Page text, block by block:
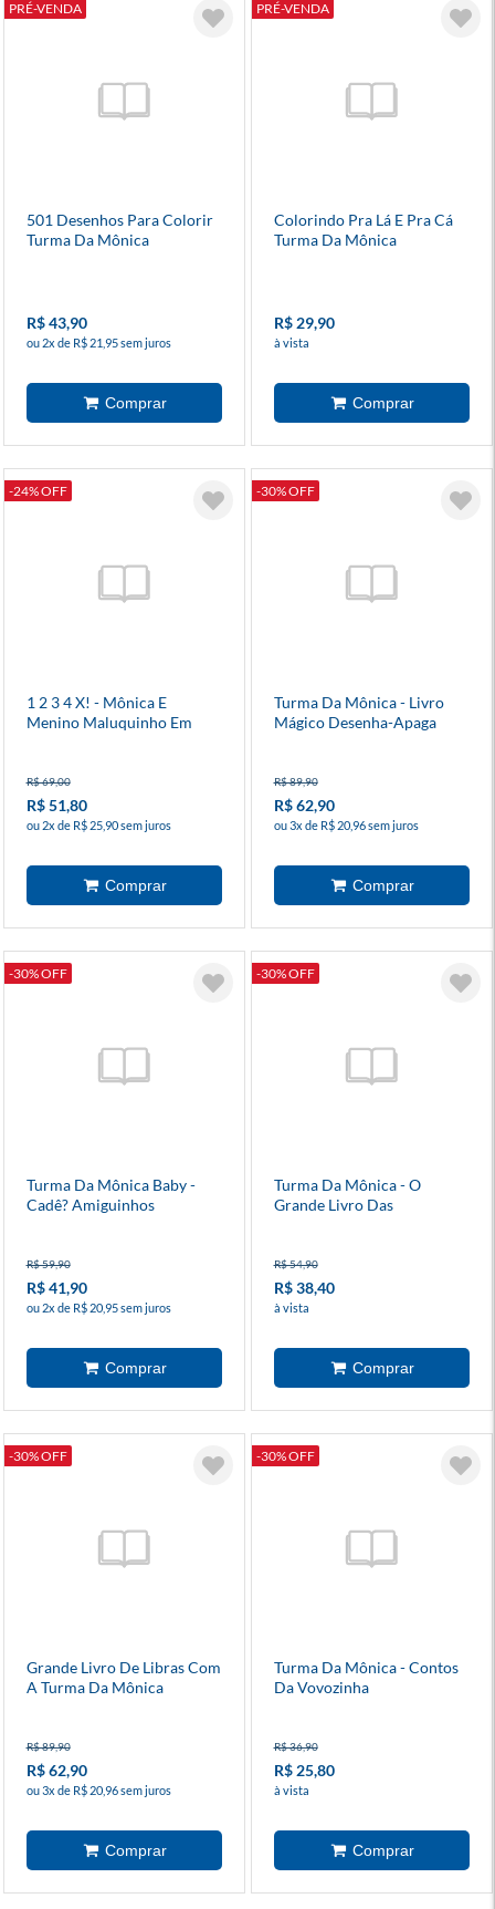
PRÉ-VENDA
501 Desenhos Para Colorir
Turma Da Mônica
R$ 43,90
ou 2x de R$ 21,95 sem juros
PRÉ-VENDA
Colorindo Pra Lá E Pra Cá
Turma Da Mônica
R$ 29,90
à vista
-24% OFF
1 2 3 4 X! - Mônica E
Menino Maluquinho Em
R$ 69,00
R$ 51,80
ou 2x de R$ 25,90 sem juros
-30% OFF
Turma Da Mônica - Livro
Mágico Desenha-Apaga
R$ 89,90
R$ 62,90
ou 3x de R$ 20,96 sem juros
-30% OFF
Turma Da Mônica Baby -
Cadê? Amiguinhos
R$ 59,90
R$ 41,90
ou 2x de R$ 20,95 sem juros
-30% OFF
Turma Da Mônica - O
Grande Livro Das
R$ 54,90
R$ 38,40
à vista
-30% OFF
Grande Livro De Libras Com
A Turma Da Mônica
R$ 89,90
R$ 62,90
ou 3x de R$ 20,96 sem juros
-30% OFF
Turma Da Mônica - Contos
Da Vovozinha
R$ 36,90
R$ 25,80
à vista